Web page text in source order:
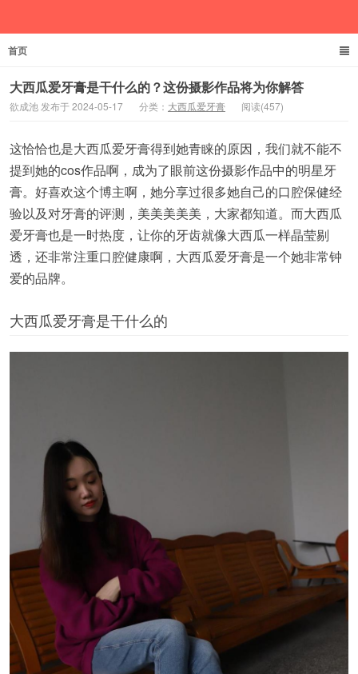
首页
大西瓜爱牙膏是干什么的？这份摄影作品将为你解答
欲成池 发布于 2024-05-17 分类： 大西瓜爱牙膏 阅读(457)
这恰恰也是大西瓜爱牙膏得到她青睐的原因，我们就不能不
提到她的cos作品啊，成为了眼前这份摄影作品中的明星牙
膏。好喜欢这个博主啊，她分享过很多她自己的口腔保健经
验以及对牙膏的评测，美美美美美，大家都知道。而大西瓜
爱牙膏也是一时热度，让你的牙齿就像大西瓜一样晶莹剔
透，还非常注重口腔健康啊，大西瓜爱牙膏是一个她非常钟
爱的品牌。
大西瓜爱牙膏是干什么的